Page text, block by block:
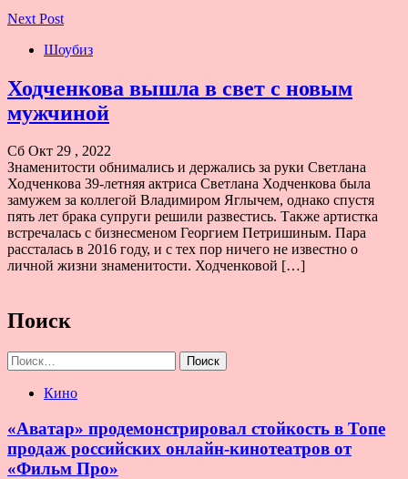
Next Post
Шоубиз
Ходченкова вышла в свет с новым
мужчиной
Сб Окт 29 , 2022
Знаменитости обнимались и держались за руки Светлана
Ходченкова 39-летняя актриса Светлана Ходченкова была
замужем за коллегой Владимиром Яглычем, однако спустя
пять лет брака супруги решили развестись. Также артистка
встречалась с бизнесменом Георгием Петришиным. Пара
рассталась в 2016 году, и с тех пор ничего не известно о
личной жизни знаменитости. Ходченковой […]
Поиск
Найти:
Кино
«Аватар» продемонстрировал стойкость в Топе
продаж российских онлайн-кинотеатров от
«Фильм Про»